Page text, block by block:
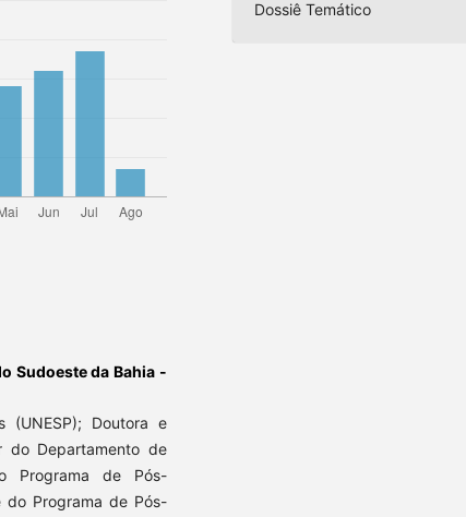
Sudoeste da Bahia -
(UNESP); Doutora e
do Departamento de
Programa de Pós-
do Programa de Pós-
Dossiê Temático